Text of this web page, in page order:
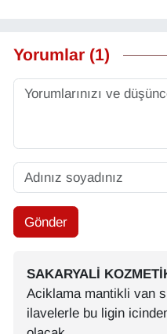
Yorumlar (1)
Gönder
SAKARYALI
Aciklama mantikli van
ilavelerle bu ligin